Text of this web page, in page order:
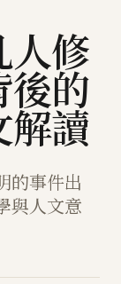
人修
後的
解讀
的事件出
與人文意